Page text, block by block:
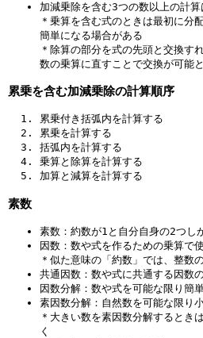
加減乗除を含む3つの数以上の計
＊乗算を含む式のときは最初に分
簡単になる場合がある
＊除算の部分を式の先頭と交換す
数の乗算に直すことで交換が可能
累乗を含む加減乗除の計算順序
累乗付き括弧内を計算する
累乗を計算する
括弧内を計算する
乗算と除算を計算する
加算と減算を計算する
素数
素数：約数が1と自分自身の2つし
因数：数や式を作るための乗算で
＊似た意味の「約数」では、整数
共通因数：数や式に共通する因数
因数分解：数や式を可能な限り簡
素因数分解：自然数を可能な限り
＊大きい数を素因数分解するとき
く